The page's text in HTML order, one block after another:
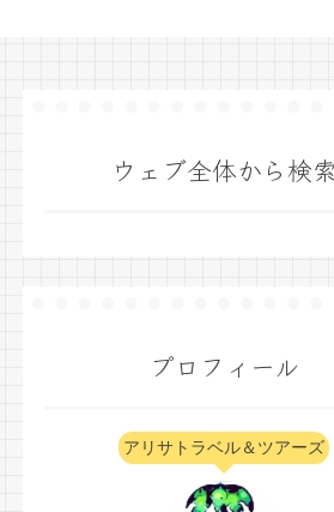
ウェブ全体から検索
プロフィール
アリサトラベル＆ツアーズ